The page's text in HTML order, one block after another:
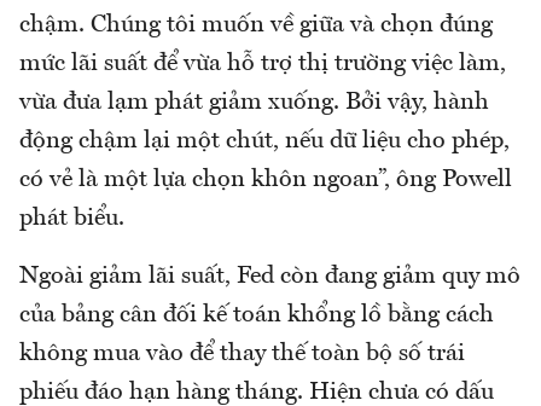
chậm. Chúng tôi muốn về giữa và chọn đúng
mức lãi suất để vừa hỗ trợ thị trường việc làm,
vừa đưa lạm phát giảm xuống. Bởi vậy, hành
động chậm lại một chút, nếu dữ liệu cho phép,
có vẻ là một lựa chọn khôn ngoan”, ông Powell
phát biểu.
Ngoài giảm lãi suất, Fed còn đang giảm quy mô
của bảng cân đối kế toán khổng lồ bằng cách
không mua vào để thay thế toàn bộ số trái
phiếu đáo hạn hàng tháng. Hiện chưa có dấu